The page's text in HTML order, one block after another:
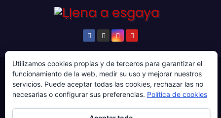
© Copyright 2024. Todos los derechos reservados.
Web gestionada por Producciones Audiovisuales El
Utilizamos cookies propias y de terceros para garantizar el
funcionamiento de la web, medir su uso y mejorar nuestros
servicios. Puede aceptar todas las cookies, rechazar las no
necesarias o configurar sus preferencias. Política de cookies